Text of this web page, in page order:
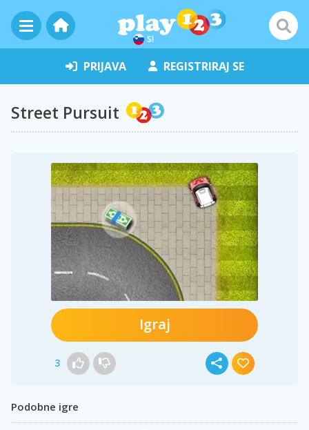
SI
PRIJAVA REGISTRIRAJ SE
Street Pursuit
Igraj
3
Podobne igre